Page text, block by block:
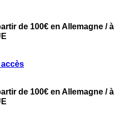
de 100€ en Allemagne / à
de 100€ en Allemagne / à